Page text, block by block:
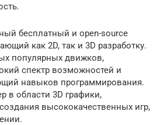
бесплатный и open-source
как 2D, так и 3D разработку.
популярных движков,
спектр возможностей и
навыков программирования.
в области 3D графики,
высококачественных игр,